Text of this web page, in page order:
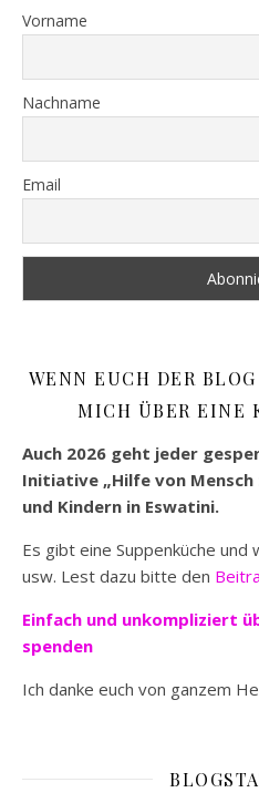
Vorname
Nachname
Email
WENN EUCH DER
MICH ÜBER EINE
Auch 2026 geht jeder
Initiative „Hilfe von Mensch
und Kindern in Eswatini.
Es gibt eine Suppenküche und
usw. Lest dazu bitte den
Einfach und unkompliziert
spenden
Ich danke euch von ganzem